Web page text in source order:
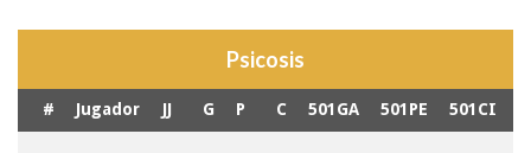
Psicosis
# Jugador JJ G P C 501GA 501PE 501CI